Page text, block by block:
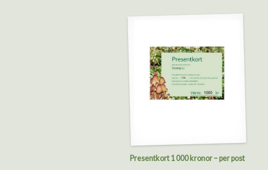
Presentkort 1 000 kronor – per post